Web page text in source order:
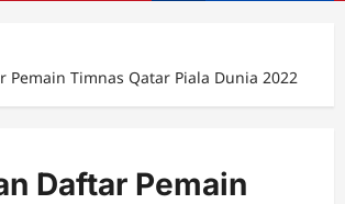
Pemain Timnas Qatar Piala Dunia 2022
Daftar Pemain